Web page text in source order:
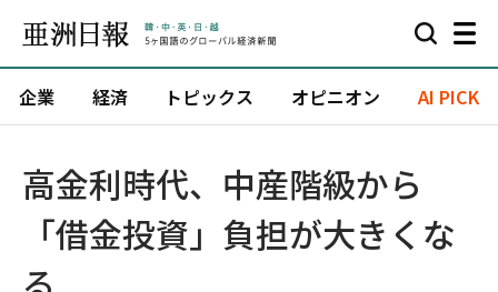
企業 経済 トピックス オピニオン AI PICK
高金利時代、中産階級から
「借金投資」負担が大きくな